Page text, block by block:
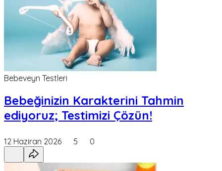
Bebeveyn Testleri
Bebeğinizin Karakterini Tahmin
ediyoruz; Testimizi Çözün!
12 Haziran 2026 5 0